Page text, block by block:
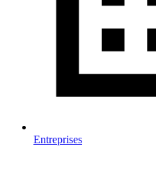
Entreprises